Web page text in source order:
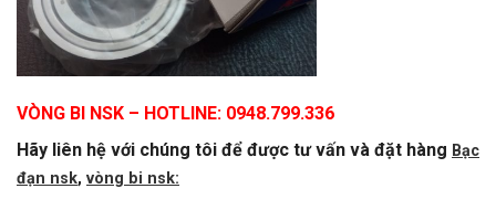
VÒNG BI NSK – HOTLINE: 0948.799.336
Hãy liên hệ với chúng tôi để được tư vấn và đặt hàng Bạc
đạn nsk, vòng bi nsk: